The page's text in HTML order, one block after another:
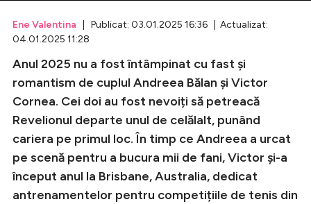
Intră în cont
Creează cont
Ene Valentina | Publicat: 03.01.2025 16:36 | Actualizat:
04.01.2025 11:28
Anul 2025 nu a fost întâmpinat cu fast și
romantism de cuplul Andreea Bălan și Victor
Cornea. Cei doi au fost nevoiți să petreacă
Revelionul departe unul de celălalt, punând
cariera pe primul loc. În timp ce Andreea a urcat
pe scenă pentru a bucura mii de fani, Victor și-a
început anul la Brisbane, Australia, dedicat
antrenamentelor pentru competițiile de tenis din